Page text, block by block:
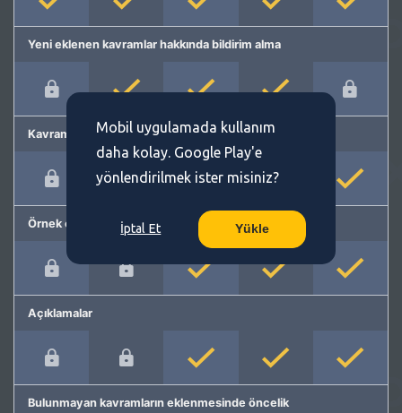
Yeni eklenen kavramlar hakkında bildirim alma
Kavram önerme
Örnek cümleler
Açıklamalar
Bulunmayan kavramların eklenmesinde öncelik
Mobil uygulamada kullanım
daha kolay. Google Play'e
yönlendirilmek ister misiniz?
İptal Et Yükle